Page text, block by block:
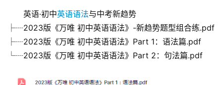
英语·初中英语语法与中考新趋势
├┈2023版《万唯 初中英语语法》-新趋势题型组合练.pdf
├┈2023版《万唯 初中英语语法》Part 1：语法篇.pdf
└┈2023版《万唯 初中英语语法》Part 2：句法篇.pdf